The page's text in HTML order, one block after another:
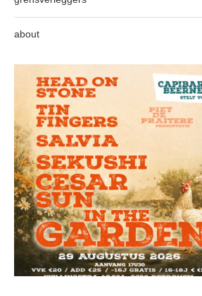
about